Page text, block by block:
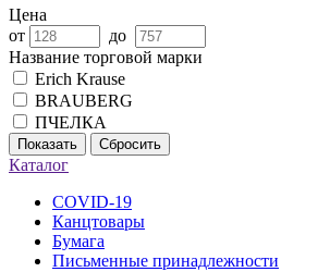
Цена
от
до
Название торговой марки
Erich Krause
BRAUBERG
ПЧЕЛКА
Показать Сбросить
Каталог
COVID-19
Канцтовары
Бумага
Письменные принадлежности